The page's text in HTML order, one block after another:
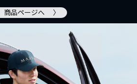
商品ページへ 〉